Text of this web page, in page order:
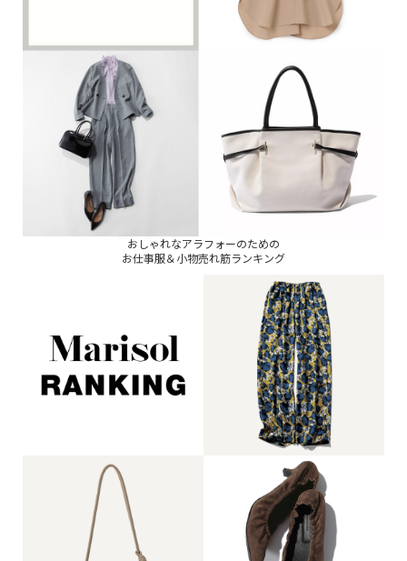
おしゃれなアラフォーのための
お仕事服＆小物売れ筋ランキング